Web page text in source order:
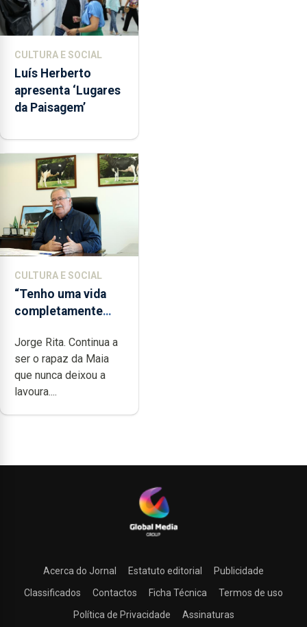
CULTURA E SOCIAL
Luís Herberto
apresenta ‘Lugares
da Paisagem’
CULTURA E SOCIAL
“Tenho uma vida
completamente
dedicação, gosto e
muita paixão”
Jorge Rita. Continua a
ser o rapaz da Maia
que nunca deixou a
lavoura....
Acerca do Jornal Estatuto editorial
Publicidade
Classificados
Contactos Ficha Técnica
Termos de uso
Política de Privacidade
Assinaturas